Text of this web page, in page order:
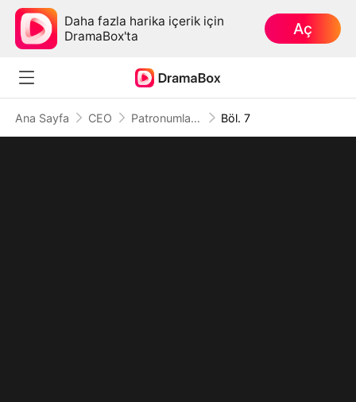
Daha fazla harika içerik için
DramaBox'ta
Aç
Ana Sayfa CEO Patronumla O Gece Böl. 7